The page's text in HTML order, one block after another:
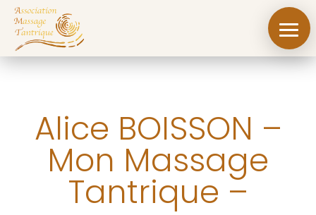
Alice BOISSON –
Mon Massage
Tantrique –